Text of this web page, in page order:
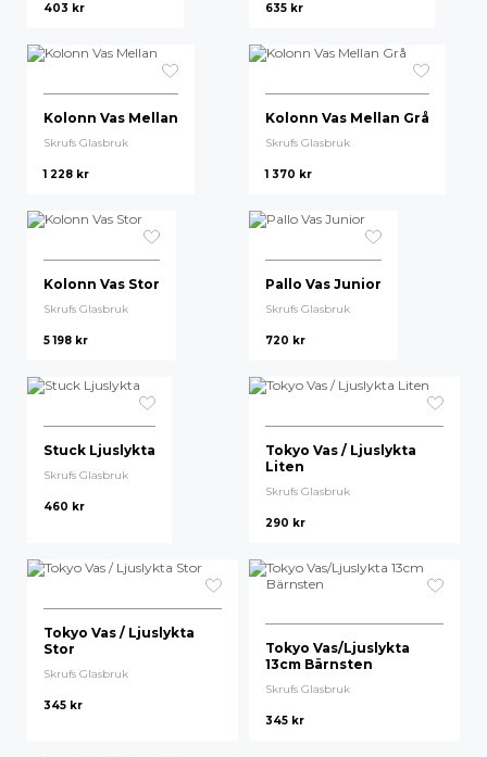
403 kr 635 kr
Kolonn Vas Mellan
Skrufs Glasbruk
1 228 kr
Kolonn Vas Mellan Grå
Skrufs Glasbruk
1 370 kr
Kolonn Vas Stor
Skrufs Glasbruk
5 198 kr
Pallo Vas Junior
Skrufs Glasbruk
720 kr
Stuck Ljuslykta
Skrufs Glasbruk
460 kr
Tokyo Vas / Ljuslykta
Liten
Skrufs Glasbruk
290 kr
Tokyo Vas / Ljuslykta
Stor
Skrufs Glasbruk
345 kr
Tokyo Vas/Ljuslykta
13cm Bärnsten
Skrufs Glasbruk
345 kr